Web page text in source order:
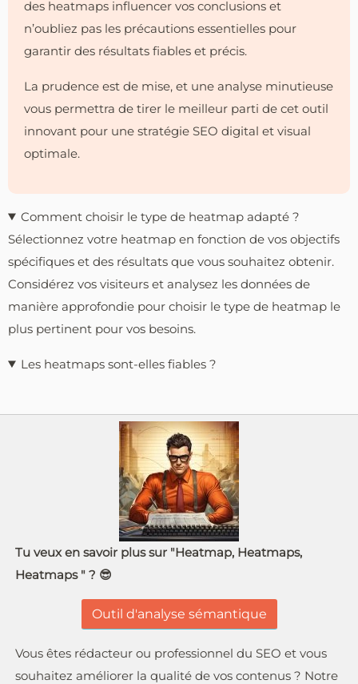
des heatmaps influencer vos conclusions et
n’oubliez pas les précautions essentielles pour
garantir des résultats fiables et précis.
La prudence est de mise, et une analyse minutieuse
vous permettra de tirer le meilleur parti de cet outil
innovant pour une stratégie SEO digital et visual
optimale.
Comment choisir le type de heatmap adapté ?
Sélectionnez votre heatmap en fonction de vos objectifs
spécifiques et des résultats que vous souhaitez obtenir.
Considérez vos visiteurs et analysez les données de
manière approfondie pour choisir le type de heatmap le
plus pertinent pour vos besoins.
Les heatmaps sont-elles fiables ?
Tu veux en savoir plus sur "Heatmap, Heatmaps,
Heatmaps " ? 😎
Outil d'analyse sémantique
Vous êtes rédacteur ou professionnel du SEO et vous
souhaitez améliorer la qualité de vos contenus ? Notre